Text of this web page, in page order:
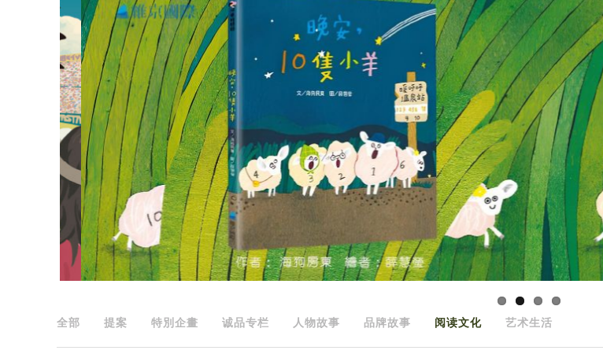
全部 提案 特別企畫 诚品专栏 人物故事 品牌故事 阅读文化 艺术生活